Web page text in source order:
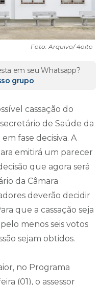
Foto: Arquivo/ 4oito
em seu Whatsapp?
grupo
cassação do
de Saúde da
fase decisiva. A
emitirá um parecer
que agora será
da Câmara
deverão decidir
que a cassação seja
menos seis votos
sejam obtidos.
no Programa
(01), o assessor